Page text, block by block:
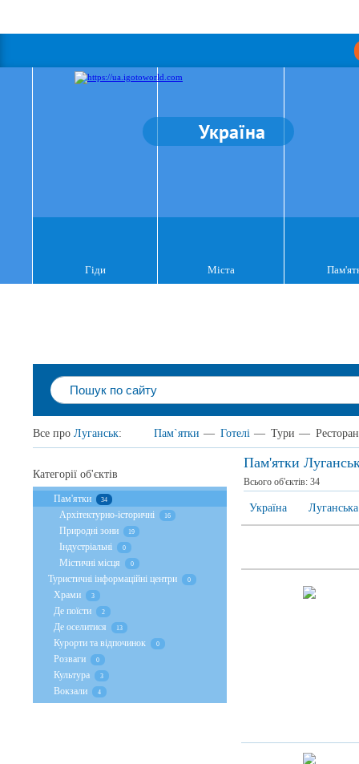
Україна
Гіди Міста
Все про Луганськ: Пам`ятки — Готелі — Тури —
Пам'ятки
Всього об'єктів: 34
Україна
Категорії об'єктів
Пам'ятки 34
Архітектурно-історичні 16
Природні зони 19
Індустріальні 0
Містичні місця 0
Туристичні інформаційні центри 0
Храми 3
Де поїсти 2
Де оселитися 13
Курорти та відпочинок 0
Розваги 0
Культура 3
Вокзали 4